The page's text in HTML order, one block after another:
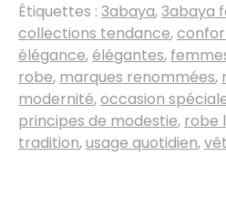
Étiquettes : 3abaya,3abaya
collections tendance,
élégance,élégantes,
robe, marques renommées,
modernité,occasion
principes de modestie, robe
tradition,usage quotidien,